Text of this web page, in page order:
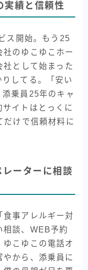
績と信頼性
ス開始。もう25
のゆこゆこホー
として始まった
してる。「安い
乗員25年のキャ
イトはとっくに
だけで信頼材料に
ーターに相談
食事アレルギー対
相談、WEB予約
こゆこの電話オ
から、添乗員に